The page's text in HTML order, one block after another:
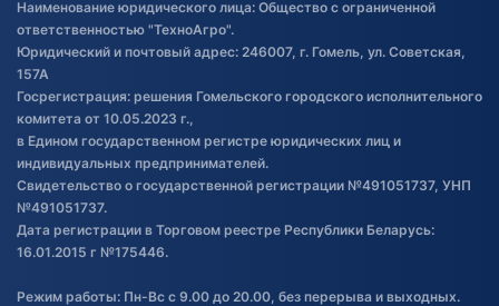
Обработка файлов cookie
Постановка транспорта на учет
Обновления в ЭПТС 2024
Наименование юридического лица: Общество с ограниченной
ответственностью "ТехноАгро".
Юридический и почтовый адрес: 246007, г. Гомель, ул. Советская,
157А
Госрегистрация: решения Гомельского городского исполнительного
комитета от 10.05.2023 г.,
в Едином государственном регистре юридических лиц и
индивидуальных предпринимателей.
Свидетельство о государственной регистрации №491051737, УНП
№491051737.
Дата регистрации в Торговом реестре Республики Беларусь:
16.01.2015 г №175446.
Режим работы: Пн-Вс с 9.00 до 20.00, без перерыва и выходных.